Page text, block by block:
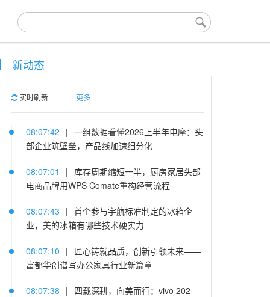
新动态
实时刷新 | +更多
08:07:42 | 一组数据看懂2026上半年电摩：头
部企业筑壁垒，产品线加速细分化
08:07:01 | 库存周期缩短一半，厨房家居头部
电商品牌用WPS Comate重构经营流程
08:07:43 | 首个参与宇航标准制定的冰箱企
业，美的冰箱有哪些技术硬实力
08:07:10 | 匠心铸就品质，创新引领未来——
富都华创谱写办公家具行业新篇章
08:07:38 | 四载深耕，向美而行：vivo 202